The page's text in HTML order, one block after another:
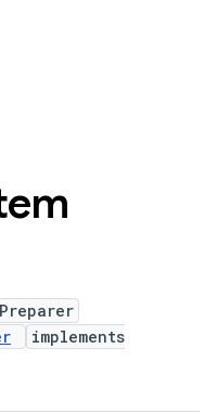
implements